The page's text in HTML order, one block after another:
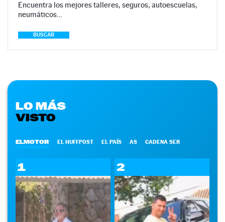
Encuentra los mejores talleres, seguros, autoescuelas,
neumáticos…
BUSCAR
LO MÁS
VISTO
ELMOTOR EL HUFFPOST EL PAÍS AS CADENA SER
1 2